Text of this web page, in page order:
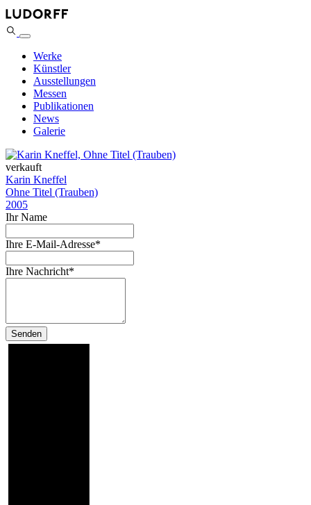
Werke
Künstler
Ausstellungen
Messen
Publikationen
News
Galerie
verkauft
Karin Kneffel
Ohne Titel (Trauben)
2005
Ihr Name
Ihre E-Mail-Adresse*
Ihre Nachricht*
Senden